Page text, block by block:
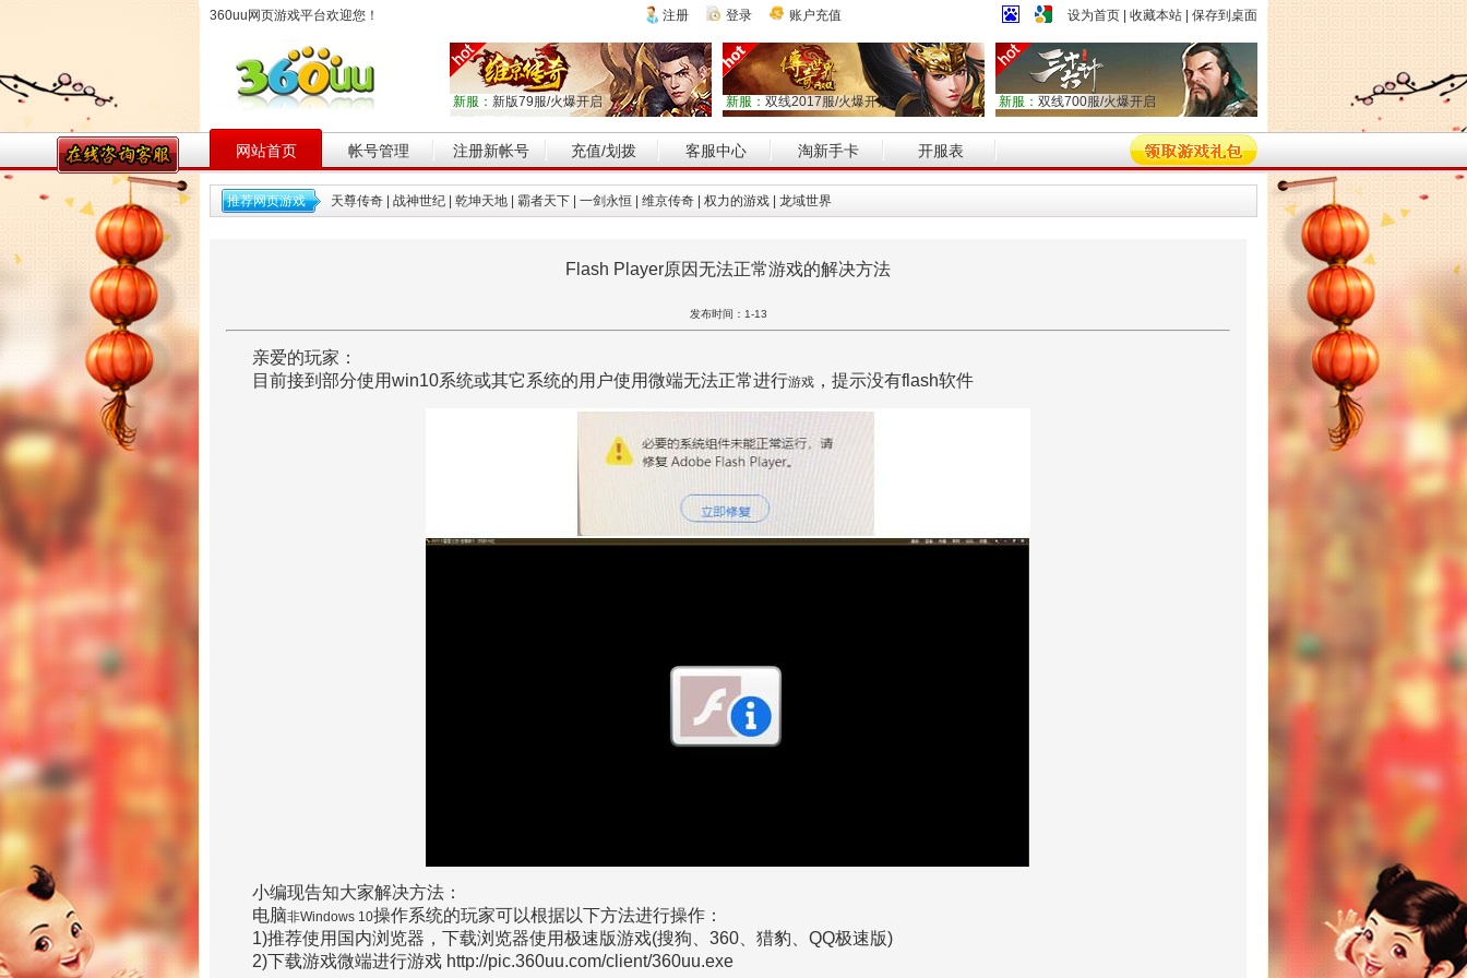
360uu网页游戏平台欢迎您！ 注册 登录 账户充值 设为首页 收藏本站 保存到桌面
新服： 新版79服/火爆开启 新服： 双线2017服/火爆开启 新服： 双线700服/火爆开启
网站首页 帐号管理 注册新帐号 充值/划拨 客服中心 淘新手卡 开服表
推荐网页游戏 天尊传奇 战神世纪 乾坤天地 霸者天下 一剑永恒 维京传奇 权力的游戏 龙域世界
Flash Player原因无法正常游戏的解决方法
发布时间：1-13
亲爱的玩家：
目前接到部分使用win10系统或其它系统的用户使用微端无法正常进行游戏 ，提示没有flash软件
小编现告知大家解决方法：
电脑非Windows 10操作系统的玩家可以根据以下方法进行操作：
1)推荐使用国内浏览器，下载浏览器使用极速版游戏(搜狗、360、猎豹、QQ极速版)
2)下载游戏微端进行游戏 http://pic.360uu.com/client/360uu.exe